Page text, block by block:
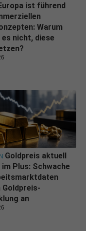
ist führend
Warum
nicht, diese
Goldpreis aktuell
Plus: Schwache
Goldpreis-
an